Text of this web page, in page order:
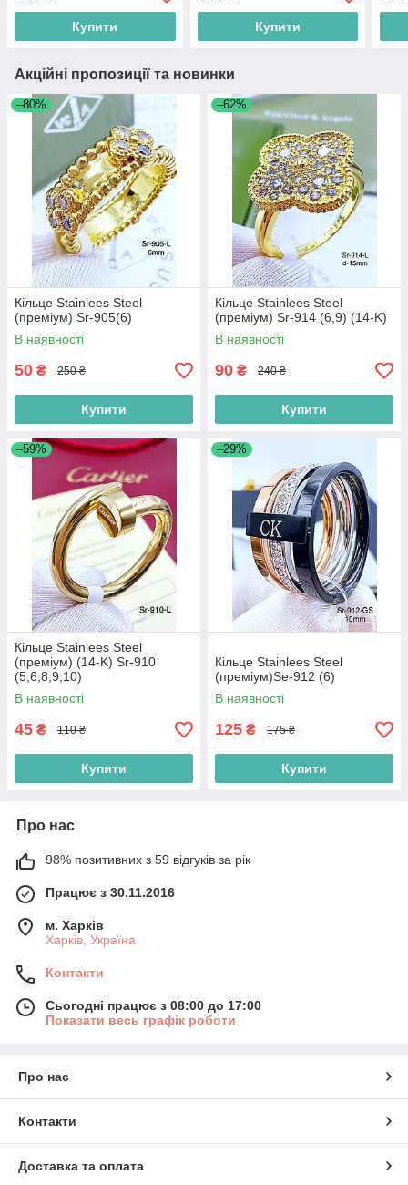
Купити Купити
Акційні пропозиції та новинки
–80%
Кільце Stainlees Steel
(преміум) Sr-905(6)
В наявності
50 ₴ 250 ₴
Купити
–62%
Кільце Stainlees Steel
(преміум) Sr-914 (6,9) (14-K)
В наявності
90 ₴ 240 ₴
Купити
–59%
Кільце Stainlees Steel
(преміум) (14-K) Sr-910
(5,6,8,9,10)
В наявності
45 ₴ 110 ₴
Купити
–29%
Кільце Stainlees Steel
(преміум)Se-912 (6)
В наявності
125 ₴ 175 ₴
Купити
Про нас
98% позитивних з 59 відгуків за рік
Працює з 30.11.2016
м. Харків
Харків, Україна
Контакти
Сьогодні працює з 08:00 до 17:00
Показати весь графік роботи
Про нас
Контакти
Доставка та оплата